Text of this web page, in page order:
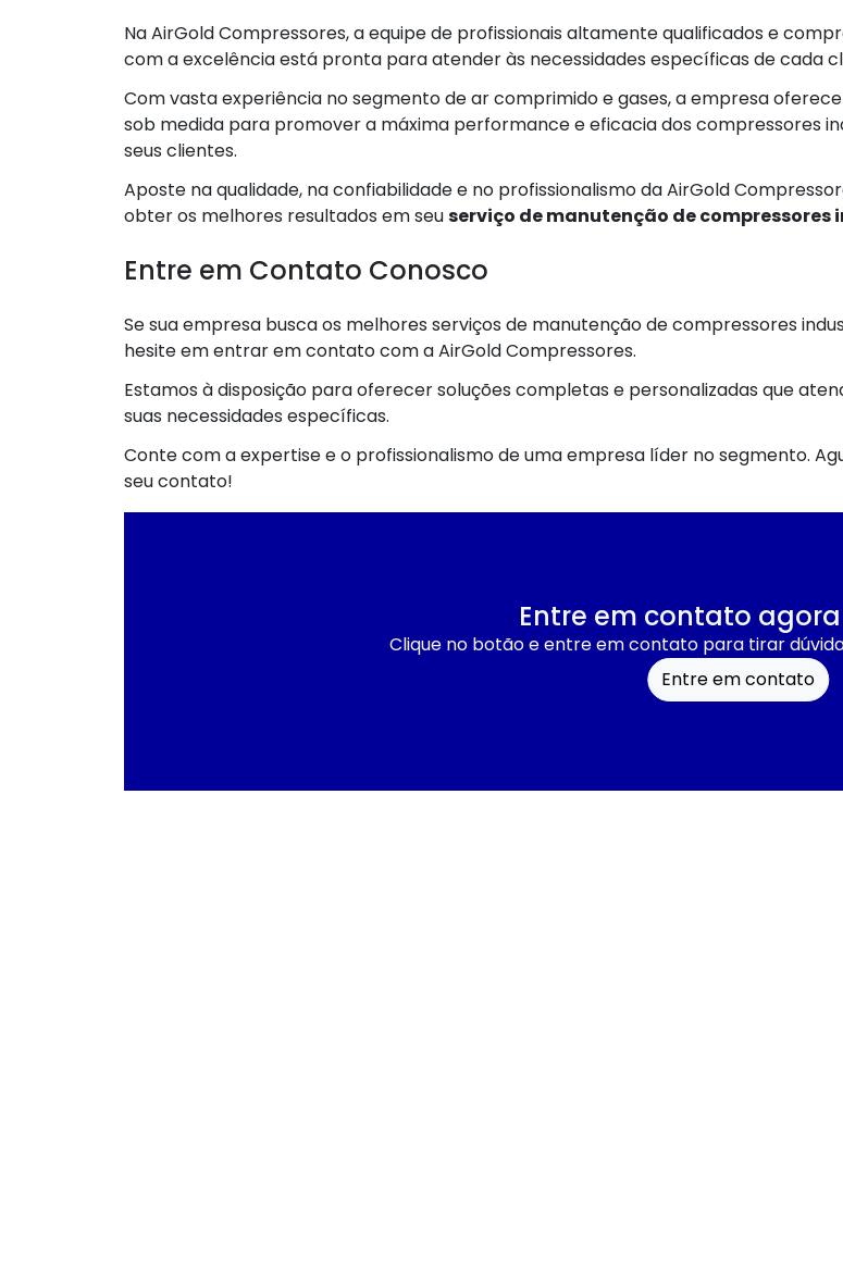
Na AirGold Compressores, a equipe de profissionais altamente qualificados e
com a excelência está pronta para atender às necessidades específicas de cada
Com vasta experiência no segmento de ar comprimido e gases, a empresa
sob medida para promover a máxima performance e eficacia dos compressores
seus clientes.
Aposte na qualidade, na confiabilidade e no profissionalismo da AirGold
obter os melhores resultados em seuserviço de manutenção de compressores
Entre em Contato Conosco
Se sua empresa busca os melhores serviços de manutenção de compressores
hesite em entrar em contato com a AirGold Compressores.
Estamos à disposição para oferecer soluções completas e personalizadas que
suas necessidades específicas.
Conte com a expertise e o profissionalismo de uma empresa líder no segmento.
seu contato!
Entre em contato
Clique no botão e entre em contato para tirar
Entre em contato